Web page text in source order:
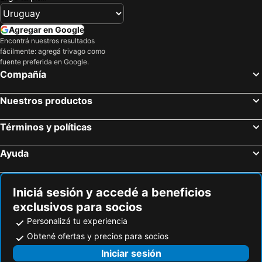
Guest House The Hill
Museo de Arte de Seúl
Gyeongpo Beach
Yongsan
Guro
Everland
Muchangpo beach
Sokcho Beach
Agregar en Google
Encontrá nuestros resultados
fácilmente: agregá trivago como
fuente preferida en Google.
Compañía
Nuestros productos
Términos y políticas
Ayuda
Iniciá sesión y accedé a beneficios
exclusivos para socios
Personalizá tu experiencia
Obtené ofertas y precios para socios
Iniciar sesión